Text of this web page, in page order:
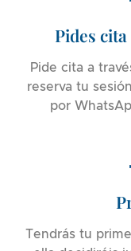
Pides
Pide cita a
reserva tu
por
Tendrás tu